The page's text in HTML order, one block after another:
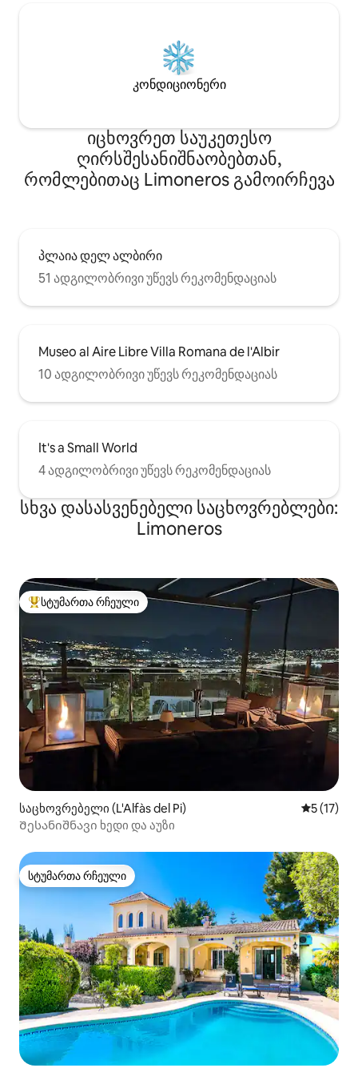
კონდიციონერი
იცხოვრეთ საუკეთესო
ღირსშესანიშნაობებთან,
რომლებითაც Limoneros გამოირჩევა
პლაია დელ ალბირი
51 ადგილობრივი უწევს რეკომენდაციას
Museo al Aire Libre Villa Romana de l'Albir
10 ადგილობრივი უწევს რეკომენდაციას
It's a Small World
4 ადგილობრივი უწევს რეკომენდაციას
სხვა დასასვენებელი საცხოვრებლები:
Limoneros
სტუმართა რჩეული მოწინავე ვარიანტი
სტუმართა რჩეული
საცხოვრებელი (L'Alfàs del Pi) საშუალო
5 (17)
Შესანიშნავი ხედი და აუზი
სტუმართა რჩეული
სტუმართა რჩეული